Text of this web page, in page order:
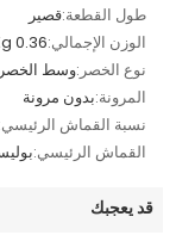
طول القطعة:قصير
الوزن الإجمالي:0.36 Kg
نوع الخصر:وسط الخصر
المرونة:بدون مرونة
نسبة القماش الرئيسي:
القماش الرئيسي:
قد يعجبك